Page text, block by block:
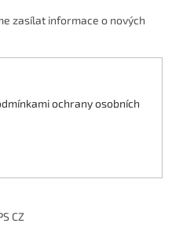
zasílat informace o nových
ochrany osobních
CZ